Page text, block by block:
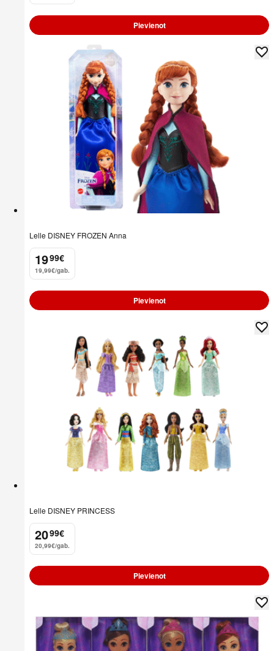
Pievienot
Lelle DISNEY FROZEN Anna
19
. 99€
19,99€/gab.
Pievienot
Lelle DISNEY PRINCESS
20
. 99€
20,99€/gab.
Pievienot